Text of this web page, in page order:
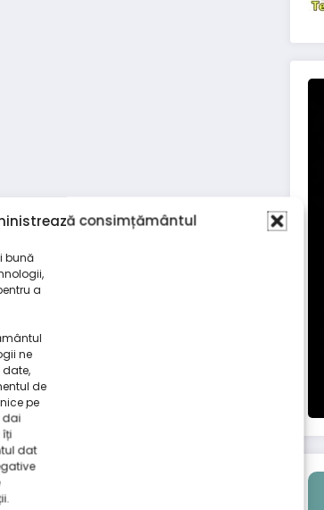
consimțământul
bună
a
ne
de
pe
dai
dat